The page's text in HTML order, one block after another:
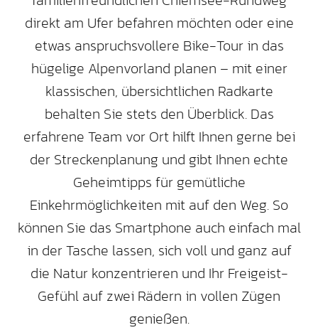
direkt am Ufer befahren möchten oder eine
etwas anspruchsvollere Bike-Tour in das
hügelige Alpenvorland planen – mit einer
klassischen, übersichtlichen Radkarte
behalten Sie stets den Überblick. Das
erfahrene Team vor Ort hilft Ihnen gerne bei
der Streckenplanung und gibt Ihnen echte
Geheimtipps für gemütliche
Einkehrmöglichkeiten mit auf den Weg. So
können Sie das Smartphone auch einfach mal
in der Tasche lassen, sich voll und ganz auf
die Natur konzentrieren und Ihr Freigeist-
Gefühl auf zwei Rädern in vollen Zügen
genießen.